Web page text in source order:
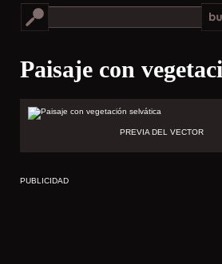
Paisaje con
PREVIA DEL VECTOR
PUBLICIDAD